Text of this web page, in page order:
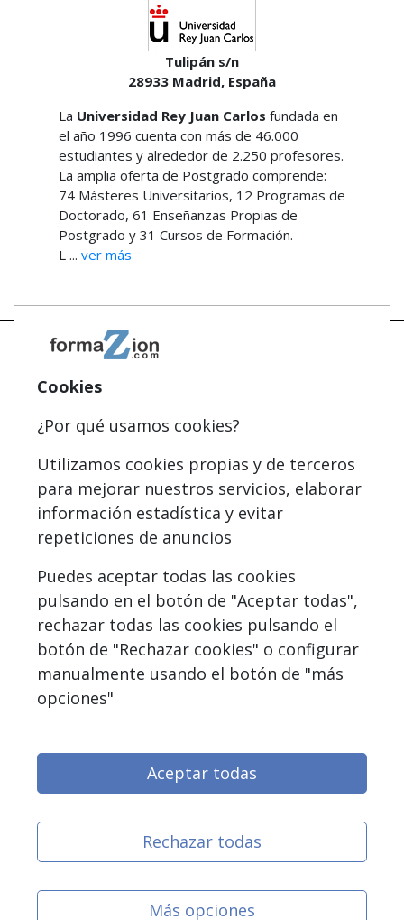
Tulipán s/n
28933 Madrid, España
La Universidad Rey Juan Carlos fundada en
el año 1996 cuenta con más de 46.000
estudiantes y alrededor de 2.250 profesores.
La amplia oferta de Postgrado comprende:
74 Másteres Universitarios, 12 Programas de
Doctorado, 61 Enseñanzas Propias de
Postgrado y 31 Cursos de Formación.
L ... ver más
Mapa
Quienes somos
Tarifas publicidad
Acceso Usuarios
Cursos FP
Conferencias
Carreras Universitarias
Oposiciones
Contactar
Confidencialidad
Copyleft
SÍGUENOS EN:
Grupo formazion:
Cookies
¿Por qué usamos cookies?
Utilizamos cookies propias y de terceros
para mejorar nuestros servicios, elaborar
información estadística y evitar
repeticiones de anuncios
Puedes aceptar todas las cookies
pulsando en el botón de "Aceptar todas",
rechazar todas las cookies pulsando el
botón de "Rechazar cookies" o configurar
manualmente usando el botón de "más
opciones"
Más opciones
Rechazar todas
Aceptar todas